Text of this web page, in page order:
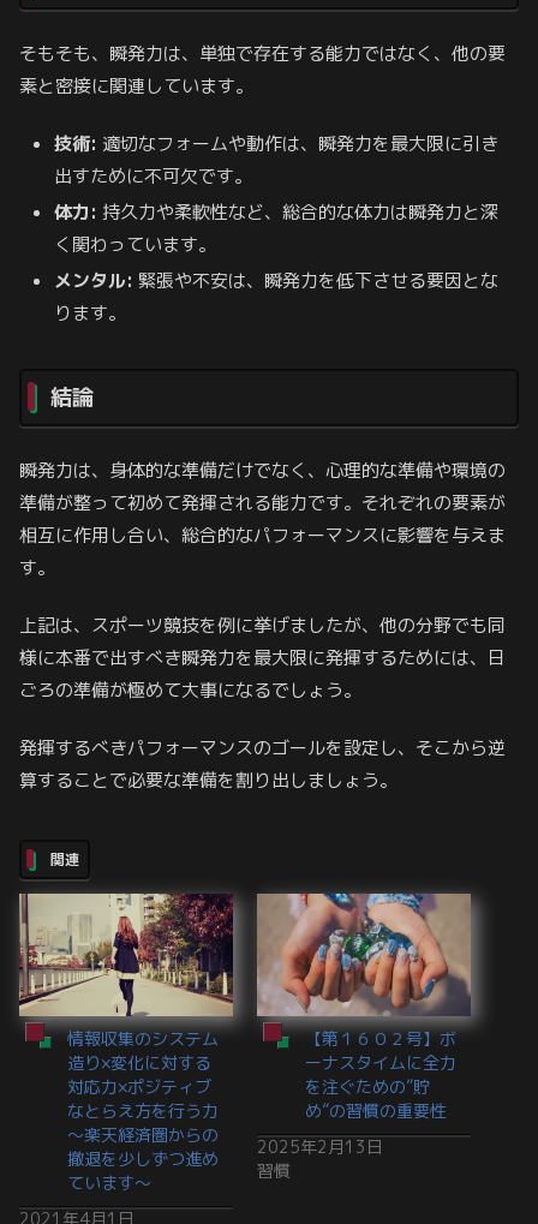
そもそも、瞬発力は、単独で存在する能力ではなく、他の要
素と密接に関連しています。
技術: 適切なフォームや動作は、瞬発力を最大限に引き
出すために不可欠です。
体力: 持久力や柔軟性など、総合的な体力は瞬発力と深
く関わっています。
メンタル: 緊張や不安は、瞬発力を低下させる要因とな
ります。
結論
瞬発力は、身体的な準備だけでなく、心理的な準備や環境の
準備が整って初めて発揮される能力です。それぞれの要素が
相互に作用し合い、総合的なパフォーマンスに影響を与えま
す。
上記は、スポーツ競技を例に挙げましたが、他の分野でも同
様に本番で出すべき瞬発力を最大限に発揮するためには、日
ごろの準備が極めて大事になるでしょう。
発揮するべきパフォーマンスのゴールを設定し、そこから逆
算することで必要な準備を割り出しましょう。
関連
情報収集のシステム
造り×変化に対する
対応力×ポジティブ
なとらえ方を行う力
～楽天経済圏からの
撤退を少しずつ進め
ています～
2021年4月1日
【第１６０２号】ボ
ーナスタイムに全力
を注ぐための”貯
め”の習慣の重要性
2025年2月13日
習慣